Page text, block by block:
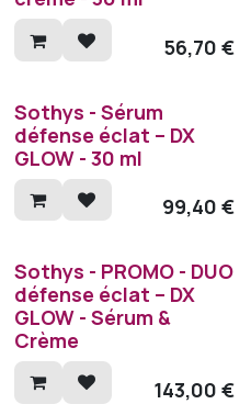
56,70 €
Sothys - Sérum
défense éclat – DX
GLOW - 30 ml
99,40 €
Sothys - PROMO - DUO
défense éclat – DX
GLOW - Sérum &
Crème
143,00 €